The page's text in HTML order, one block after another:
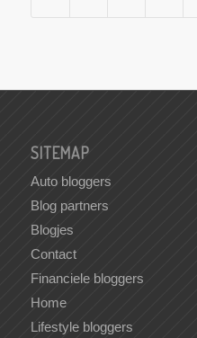
SITEMAP
Auto bloggers
Blog partners
Blogjes
Contact
Financiele bloggers
Home
Lifestyle bloggers